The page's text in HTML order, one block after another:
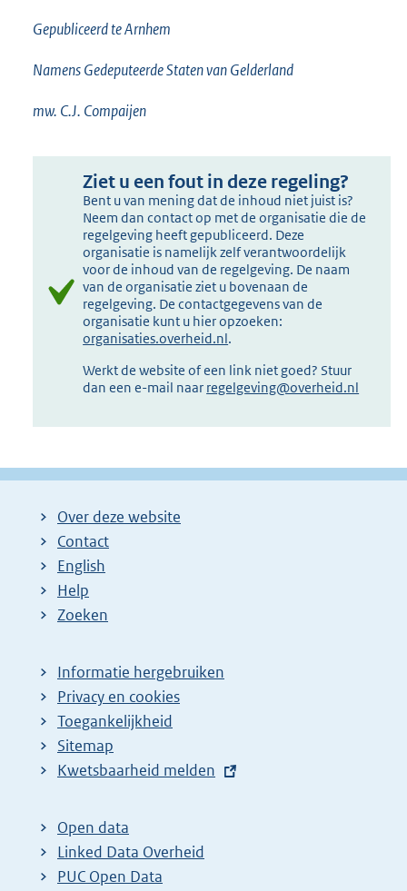
Gepubliceerd te Arnhem
Namens Gedeputeerde Staten van Gelderland
mw. C.J. Compaijen
Ziet u een fout in deze regeling?
Bent u van mening dat de inhoud niet juist is?
Neem dan contact op met de organisatie die de
regelgeving heeft gepubliceerd. Deze
organisatie is namelijk zelf verantwoordelijk
voor de inhoud van de regelgeving. De naam
van de organisatie ziet u bovenaan de
regelgeving. De contactgegevens van de
organisatie kunt u hier opzoeken:
organisaties.overheid.nl.
Werkt de website of een link niet goed? Stuur
dan een e-mail naar regelgeving@overheid.nl
Over deze website
Contact
English
Help
Zoeken
Informatie hergebruiken
Privacy en cookies
Toegankelijkheid
Sitemap
E
t
e
r
Kwetsbaarheid melden
Open data
Linked Data Overheid
PUC Open Data